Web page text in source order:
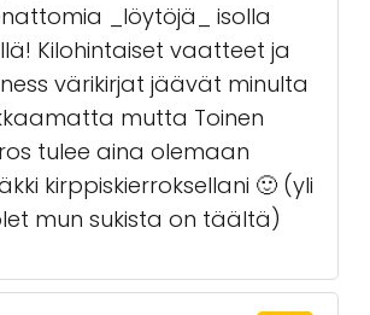
_löytöjä_ isolla
Kilohintaiset vaatteet ja
värikirjat jäävät minulta
mutta Toinen
tulee aina olemaan
kirppiskierroksellani 🙂 (yli
mun sukista on täältä)